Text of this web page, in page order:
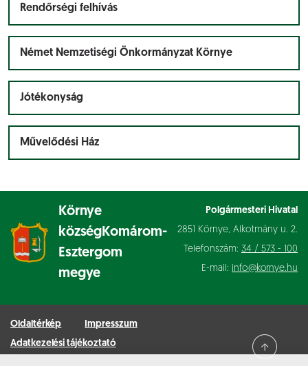
Rendőrségi felhívás
Német Nemzetiségi Önkormányzat Környe
Jótékonyság
Művelődési Ház
Környe
község Komárom-
Esztergom
megye
Polgármesteri Hivatal
2851 Környe, Alkotmány u. 2.
Telefonszám: 34 / 573 - 100
E-mail: info@kornye.hu
Oldaltérkép
Impresszum
Adatkezelési tájékoztató